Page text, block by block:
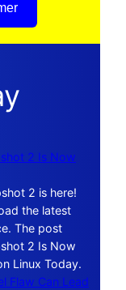
2 Is Now
2 is here!
the latest
The post
2 Is Now
Linux Today.
Flaw Can Lead